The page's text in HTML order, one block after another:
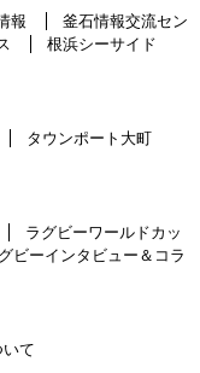
報
釜石情報交流セン
根浜シーサイド
タウンポート大町
ラグビーワールドカッ
ビーインタビュー＆コラ
て